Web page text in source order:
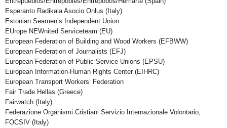
Esperanto Radikala Asocio Onlus (Italy)
Estonian Seamen’s Independent Union
EUrope NEWnited Serviceteam (EU)
European Federation of Building and Wood Workers (EFBWW)
European Federation of Journalists (EFJ)
European Federation of Public Service Unions (EPSU)
European Information-Human Rights Center (EIHRC)
European Transport Workers’ Federation
Fair Trade Hellas (Greece)
Fairwatch (Italy)
Federazione Organismi Cristiani Servizio Internazionale Volontario,
FOCSIV (Italy)